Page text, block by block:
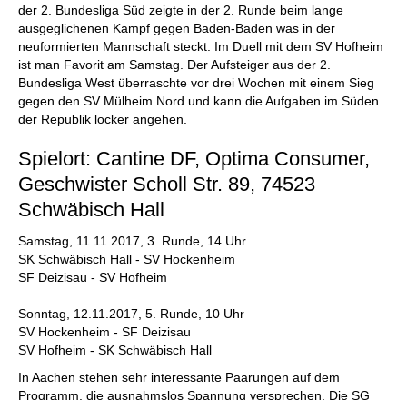
der 2. Bundesliga Süd zeigte in der 2. Runde beim lange
ausgeglichenen Kampf gegen Baden-Baden was in der
neuformierten Mannschaft steckt. Im Duell mit dem SV Hofheim
ist man Favorit am Samstag. Der Aufsteiger aus der 2.
Bundesliga West überraschte vor drei Wochen mit einem Sieg
gegen den SV Mülheim Nord und kann die Aufgaben im Süden
der Republik locker angehen.
Spielort: Cantine DF, Optima Consumer,
Geschwister Scholl Str. 89, 74523
Schwäbisch Hall
Samstag, 11.11.2017, 3. Runde, 14 Uhr
SK Schwäbisch Hall - SV Hockenheim
SF Deizisau - SV Hofheim
Sonntag, 12.11.2017, 5. Runde, 10 Uhr
SV Hockenheim - SF Deizisau
SV Hofheim - SK Schwäbisch Hall
In Aachen stehen sehr interessante Paarungen auf dem
Programm, die ausnahmslos Spannung versprechen. Die SG